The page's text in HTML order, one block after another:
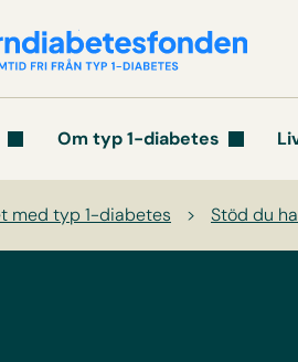
Om typ 1-diabetes
med typ 1-diabetes > Stöd du